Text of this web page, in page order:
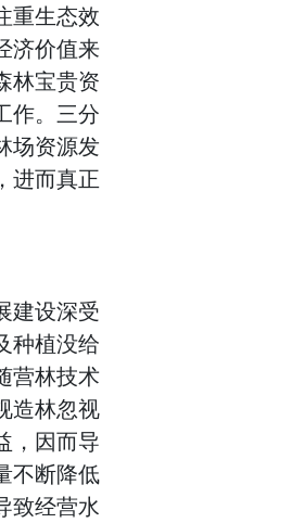
重生态效
济价值来
林宝贵资
作。三分
场资源发
进而真正
建设深受
种植没给
营林技术
造林忽视
，因而导
不断降低
致经营水